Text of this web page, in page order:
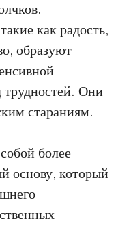
как радость,
образуют
трудностей. Они
стараниям.
более
основу, который